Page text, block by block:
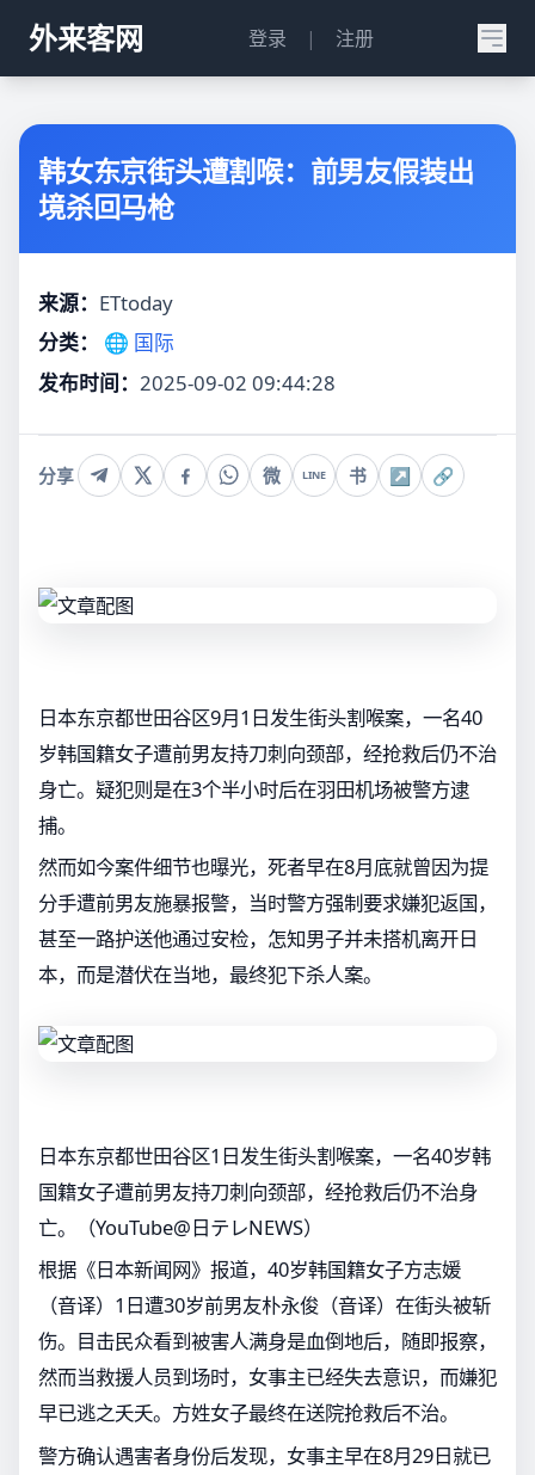
外来客网 登录 | 注册
韩女东京街头遭割喉：前男友假装出
境杀回马枪
来源： ETtoday
分类：
🌐 国际
发布时间： 2025-09-02 09:44:28
分享 微 LINE 书 ↗ 🔗
日本东京都世田谷区9月1日发生街头割喉案，一名40
岁韩国籍女子遭前男友持刀刺向颈部，经抢救后仍不治
身亡。疑犯则是在3个半小时后在羽田机场被警方逮
捕。
然而如今案件细节也曝光，死者早在8月底就曾因为提
分手遭前男友施暴报警，当时警方强制要求嫌犯返国，
甚至一路护送他通过安检，怎知男子并未搭机离开日
本，而是潜伏在当地，最终犯下杀人案。
日本东京都世田谷区1日发生街头割喉案，一名40岁韩
国籍女子遭前男友持刀刺向颈部，经抢救后仍不治身
亡。（YouTube@日テレNEWS）
根据《日本新闻网》报道，40岁韩国籍女子方志媛
（音译）1日遭30岁前男友朴永俊（音译）在街头被斩
伤。目击民众看到被害人满身是血倒地后，随即报察，
然而当救援人员到场时，女事主已经失去意识，而嫌犯
早已逃之夭夭。方姓女子最终在送院抢救后不治。
警方确认遇害者身份后发现，女事主早在8月29日就已